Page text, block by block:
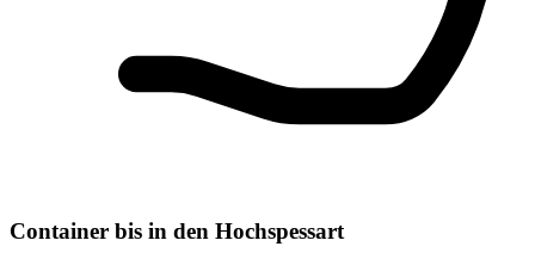
Container bis in den Hochspessart